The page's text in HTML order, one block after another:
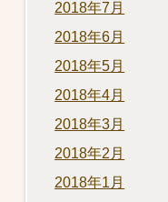
2018年7月
2018年6月
2018年5月
2018年4月
2018年3月
2018年2月
2018年1月